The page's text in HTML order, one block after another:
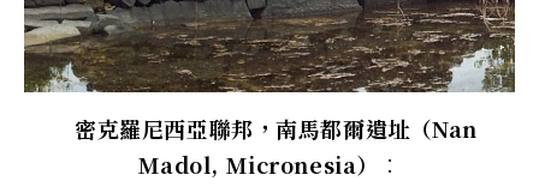
密克羅尼西亞聯邦，南馬都爾遺址（Nan
Madol, Micronesia）︰